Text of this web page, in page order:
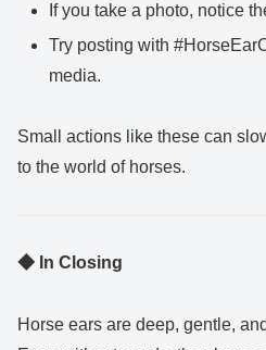
If you take a photo, notice
Try posting with
media.
Small actions like these can
to the world of horses.
◆ In Closing
Horse ears are deep, gentle,